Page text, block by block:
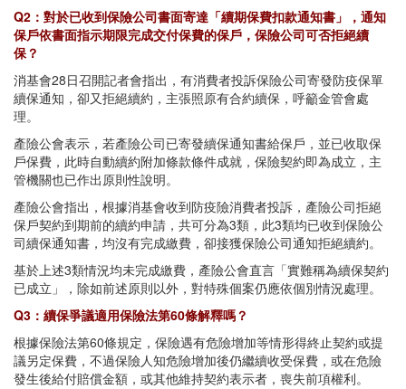
Q2：對於已收到保險公司書面寄達「續期保費扣款通知書」，通知
保戶依書面指示期限完成交付保費的保戶，保險公司可否拒絕續
保？
消基會28日召開記者會指出，有消費者投訴保險公司寄發防疫保單
續保通知，卻又拒絕續約，主張照原有合約續保，呼籲金管會處
理。
產險公會表示，若產險公司已寄發續保通知書給保戶，並已收取保
戶保費，此時自動續約附加條款條件成就，保險契約即為成立，主
管機關也已作出原則性說明。
產險公會指出，根據消基會收到防疫險消費者投訴，產險公司拒絕
保戶契約到期前的續約申請，共可分為3類，此3類均已收到保險公
司續保通知書，均沒有完成繳費，卻接獲保險公司通知拒絕續約。
基於上述3類情況均未完成繳費，產險公會直言「實難稱為續保契約
已成立」，除如前述原則以外，對特殊個案仍應依個別情況處理。
Q3：續保爭議適用保險法第60條解釋嗎？
根據保險法第60條規定，保險遇有危險增加等情形得終止契約或提
議另定保費，不過保險人知危險增加後仍繼續收受保費，或在危險
發生後給付賠償金額，或其他維持契約表示者，喪失前項權利。